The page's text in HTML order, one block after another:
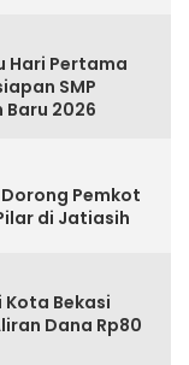
Hari Pertama
SMP
Baru 2026
Pemkot
di Jatiasih
Kota Bekasi
Dana Rp80